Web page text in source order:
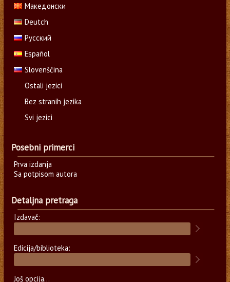
Македонски
Deutch
Русский
Español
Slovenščina
Ostali jezici
Bez stranih jezika
Svi jezici
Posebni primerci
Prva izdanja
Sa potpisom autora
Detaljna pretraga
Izdavač:
Edicija/biblioteka:
Još opcija...